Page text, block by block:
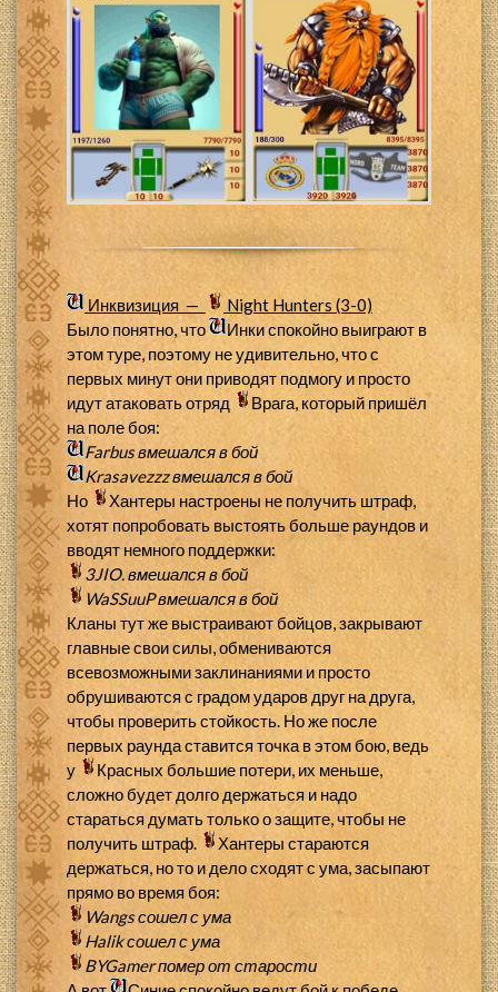
Инквизиция —
Night Hunters (3-0)
Было понятно, что
Инки спокойно выиграют в
этом туре, поэтому не удивительно, что с
первых минут они приводят подмогу и просто
идут атаковать отряд
Врага, который пришёл
на поле боя:
Farbusвмешался в бой
Krasavezzzвмешался в бой
Но
Хантеры настроены не получить штраф,
хотят попробовать выстоять больше раундов и
вводят немного поддержки:
3JIO.вмешался в бой
WaSSuuPвмешался в бой
Кланы тут же выстраивают бойцов, закрывают
главные свои силы, обмениваются
всевозможными заклинаниями и просто
обрушиваются с градом ударов друг на друга,
чтобы проверить стойкость. Но же после
первых раунда ставится точка в этом бою, ведь
у
Красных большие потери, их меньше,
сложно будет долго держаться и надо
стараться думать только о защите, чтобы не
получить штраф.
Хантеры стараются
держаться, но то и дело сходят с ума, засыпают
прямо во время боя:
Wangsсошел с ума
Halikсошел с ума
BYGamerпомер от старости